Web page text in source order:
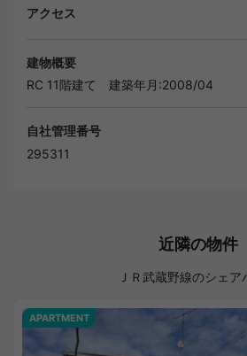
アクセス
建物概要
RC 11階建て
建築年月:2008/04
自社管理番号
295311
近隣の物件
ＪＲ武蔵野線のシェア
APARTMENT